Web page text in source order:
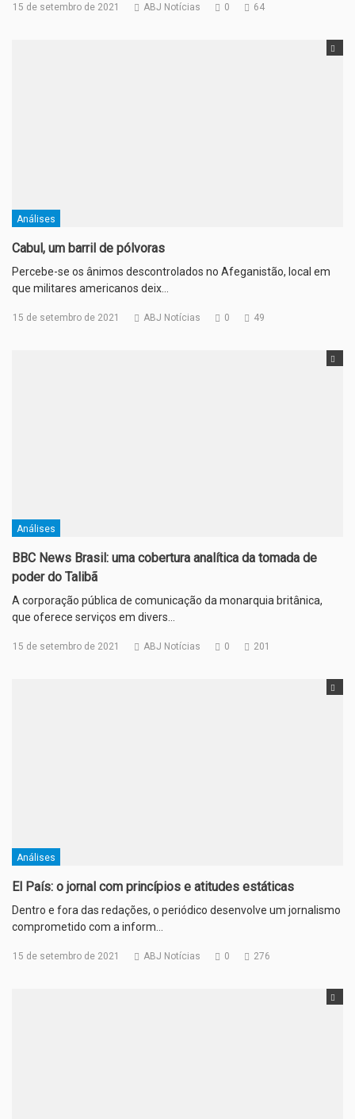
15 de setembro de 2021 ABJ Notícias 0 64
Análises
Cabul, um barril de pólvoras
Percebe-se os ânimos descontrolados no Afeganistão, local em
que militares americanos deix…
15 de setembro de 2021 ABJ Notícias 0 49
Análises
BBC News Brasil: uma cobertura analítica da tomada de
poder do Talibã
A corporação pública de comunicação da monarquia britânica,
que oferece serviços em divers…
15 de setembro de 2021 ABJ Notícias 0 201
Análises
El País: o jornal com princípios e atitudes estáticas
Dentro e fora das redações, o periódico desenvolve um jornalismo
comprometido com a inform…
15 de setembro de 2021 ABJ Notícias 0 276